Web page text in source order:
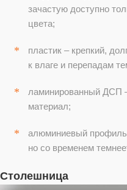
зачастую доступно
цвета;
пластик – крепкий,
к влаге и перепадам
ламинированный ДСП
материал;
алюминиевый профиль
но со временем
Столешница